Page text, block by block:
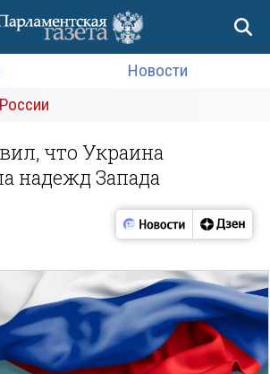
Новости
что Украина
надежд Запада